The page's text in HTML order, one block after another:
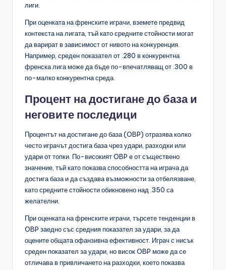
лиги.
При оценката на френските играчи, вземете предвид
контекста на лигата, тъй като средните стойности могат
да варират в зависимост от нивото на конкуренция.
Например, среден показател от .280 в конкурентна
френска лига може да бъде по-впечатляващ от .300 в
по-малко конкурентна среда.
Процент на достигане до база и
неговите последици
Процентът на достигане до база (OBP) отразява колко
често играчът достига база чрез удари, разходки или
удари от топки. По-високият OBP е от съществено
значение, тъй като показва способността на играча да
достига база и да създава възможности за отбелязване,
като средните стойности обикновено над .350 са
желателни.
При оценката на френските играчи, търсете тенденции в
OBP заедно със средния показател за удари, за да
оцените общата офанзивна ефективност. Играч с нисък
среден показател за удари, но висок OBP може да се
отличава в привличането на разходки, което показва